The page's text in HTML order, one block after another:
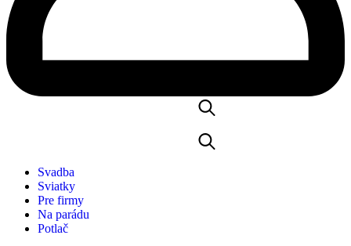
Svadba
Sviatky
Pre firmy
Na parádu
Potlač